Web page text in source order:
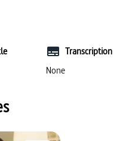
en France)
Transcription
None